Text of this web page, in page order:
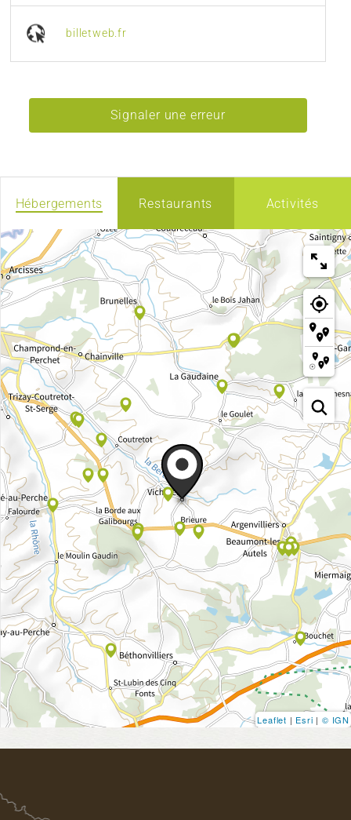
billetweb.fr
Signaler une erreur
Hébergements Restaurants Activités
Leaflet | Esri | © IGN